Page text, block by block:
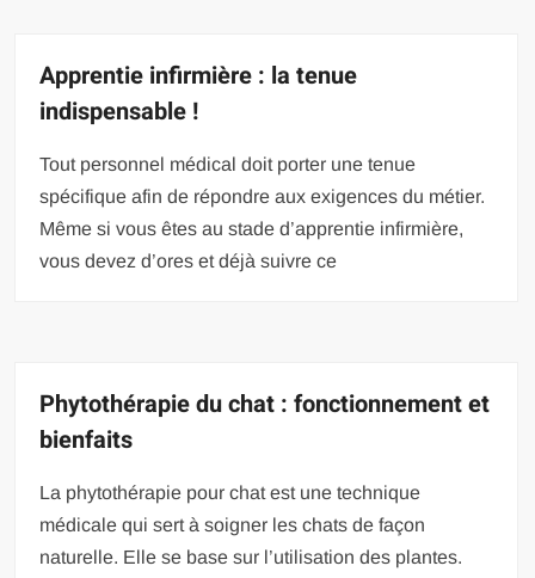
Apprentie infirmière : la tenue
indispensable !
Tout personnel médical doit porter une tenue
spécifique afin de répondre aux exigences du métier.
Même si vous êtes au stade d’apprentie infirmière,
vous devez d’ores et déjà suivre ce
Phytothérapie du chat : fonctionnement et
bienfaits
La phytothérapie pour chat est une technique
médicale qui sert à soigner les chats de façon
naturelle. Elle se base sur l’utilisation des plantes.